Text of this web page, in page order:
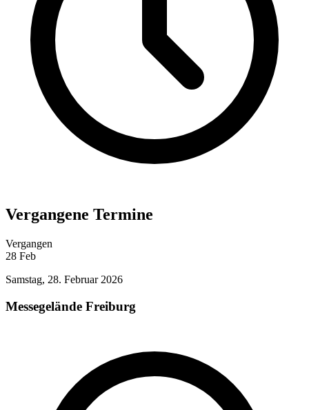
Vergangene Termine
Vergangen
28 Feb
Samstag, 28. Februar 2026
Messegelände Freiburg